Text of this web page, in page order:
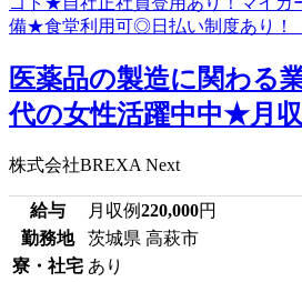
医薬品の製造に関わる
代の女性活躍中中★月
株式会社BREXA Next
給与 月収例220,000円
勤務地
茨城県 高萩市
寮・社宅 あり